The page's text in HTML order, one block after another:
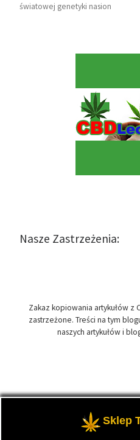
światowej genetyki nasion
Nasze Zastrzeżenia:
Zakaz kopiowania artykułów z
zastrzeżone. Treści na tym
naszych artykułów i
CBDLeczy.com –
marihuana i olej
Sklep